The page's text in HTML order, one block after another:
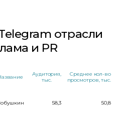
отрасли
и PR
Аудитория,
тыс.
Среднее кол-во
просмотров, тыс.
58,3 50,8